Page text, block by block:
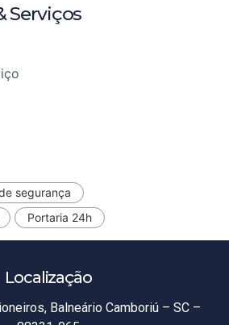
Serviços
segurança
Portaria 24h
Localização
Balneário Camboriú – SC –